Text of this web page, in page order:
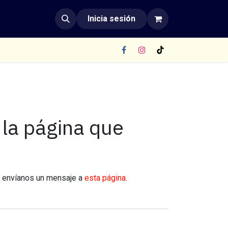
Inicia sesión
página que
un mensaje a esta página.